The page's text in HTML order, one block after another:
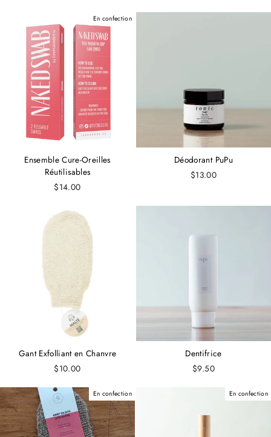
En confection
Ensemble Cure-Oreilles
Réutilisables
$14.00
Déodorant PuPu
$13.00
Gant Exfolliant en Chanvre
$10.00
Dentifrice
$9.50
En confection En confection